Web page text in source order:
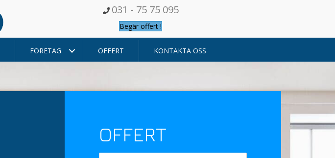
031 - 75 75 095
Begär offert !
FÖRETAG OFFERT KONTAKTA OSS
OFFERT